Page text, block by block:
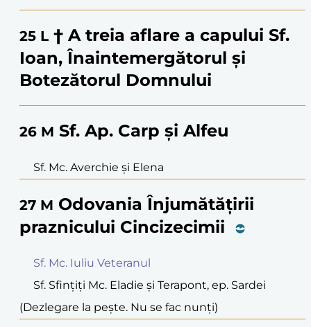
25 L † A treia aflare a capului Sf.
Ioan, Înaintemergătorul și
Botezătorul Domnului
26 M Sf. Ap. Carp și Alfeu
Sf. Mc. Averchie și Elena
27 M Odovania Înjumătățirii
praznicului Cincizecimii
Sf. Mc. Iuliu Veteranul
Sf. Sfințiți Mc. Eladie și Terapont, ep. Sardei
(Dezlegare la pește. Nu se fac nunți)